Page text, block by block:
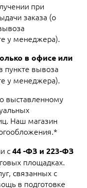
при
заказа (о
у менеджера).
в офисе или
пункте вывоза
у менеджера).
выставленному
Наш магазин
с44 -ФЗ и 223-ФЗ
площадках.
связанных с
в подготовке